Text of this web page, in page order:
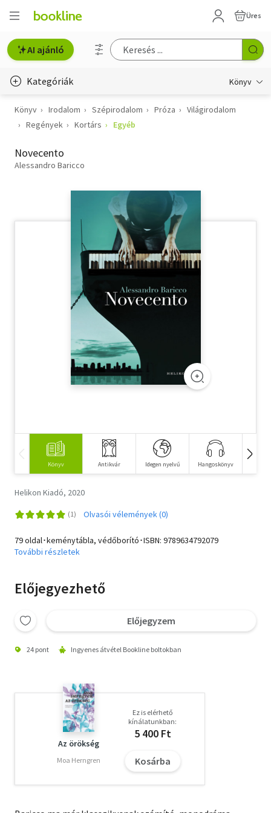
Üres
AI ajánló
Kategóriák Könyv
Életmód, egészség
Gyermek- és ifjúsági
Hobbi, szabadidő
Szótár, nyelvkönyv
Tankönyv, segédkönyv
Társadalomtudomány
Természettudomány
Könyv Irodalom Szépirodalom Próza
Világirodalom
Regények
Kortárs Egyéb
Novecento
Alessandro Baricco
Könyv Antikvár Idegen nyelvű Hangoskönyv
Helikon Kiadó, 2020
Olvasói vélemények (0)
79 oldal･keménytábla, védőborító･ISBN: 9789634792079
További részletek
Előjegyezhető
Előjegyzem
24 pont Ingyenes átvétel Bookline boltokban
Az örökség
Moa Herngren
Ez is elérhető
kínálatunkban:
5 400 Ft
Kosárba